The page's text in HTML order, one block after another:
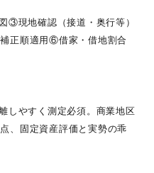
現地確認（接道・奥行等）
正順適用⑥借家・借地割合
しやすく測定必須。商業地区
、固定資産評価と実勢の乖